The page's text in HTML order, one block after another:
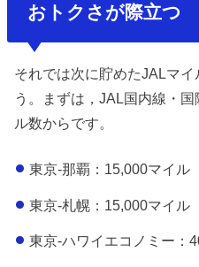
おトクさが際立つ
それでは次に貯めたJALマ
う。まずは，JAL国内線・
ル数からです。
東京-那覇：15,000マイル
東京-札幌：15,000マイル
東京-ハワイエコノミー：